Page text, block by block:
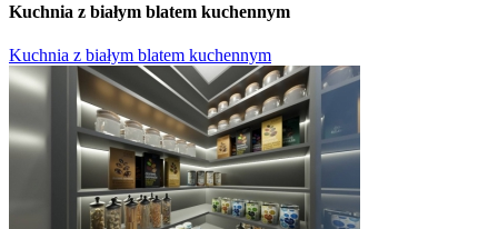
Kuchnia z białym blatem kuchennym
Kuchnia z białym blatem kuchennym